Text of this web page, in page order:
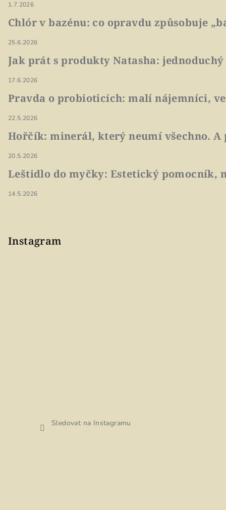
1.7.2026
Chlór v bazénu: co opravdu způsobuje
25.6.2026
Jak prát s produkty Natasha:
17.6.2026
Pravda o probioticích: malí nájemníci,
22.5.2026
Hořčík: minerál, který neumí všechno.
20.5.2026
Leštidlo do myčky: Estetický pomocník,
14.5.2026
Instagram
Sledovat na Instagramu